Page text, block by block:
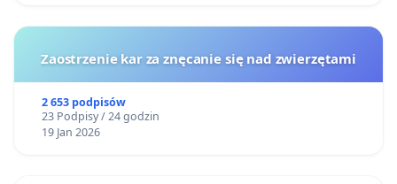
Zaostrzenie kar za znęcanie się nad zwierzętami
2 653 podpisów
23 Podpisy / 24 godzin
19 Jan 2026